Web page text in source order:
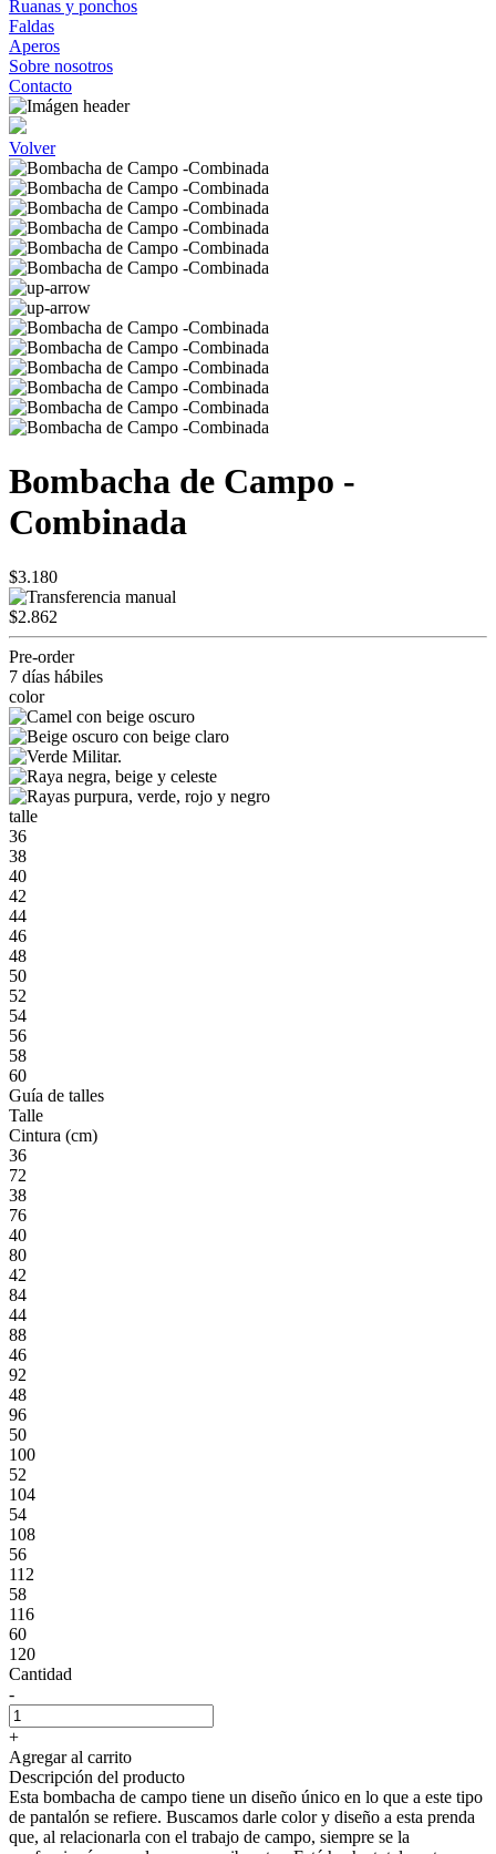
Ruanas y ponchos
Faldas
Aperos
Sobre nosotros
Contacto
Volver
Bombacha de Campo -
Combinada
$3.180
$2.862
Pre-order
7 días hábiles
color
talle
36
38
40
42
44
46
48
50
52
54
56
58
60
Guía de talles
Talle
Cintura (cm)
36
72
38
76
40
80
42
84
44
88
46
92
48
96
50
100
52
104
54
108
56
112
58
116
60
120
Cantidad
-
+
Agregar al carrito
Descripción del producto
Esta bombacha de campo tiene un diseño único en lo que a este tipo
de pantalón se refiere. Buscamos darle color y diseño a esta prenda
que, al relacionarla con el trabajo de campo, siempre se la